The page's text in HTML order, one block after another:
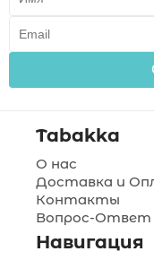
Tabakka
О нас
Доставка и
Контакты
Вопрос-Ответ
Навигация